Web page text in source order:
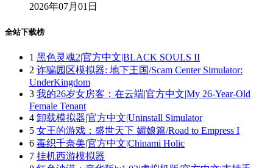
2026年07月01日
全站下载榜
1 黑色灵魂2|官方中文|BLACK SOULS II
2 诈骗园区模拟器: 地下王国/Scam Center Simulator:
UnderKingdom
3 我的26岁女房客：在云端|官方中文|My 26-Year-Old
Female Tenant
4 卸载模拟器|官方中文|Uninstall Simulator
5 女王的游戏：盛世天下 媚娘篇/Road to Empress I
6 毒织千奈美|官方中文|Chinami Holic
7 挂机西游模拟器